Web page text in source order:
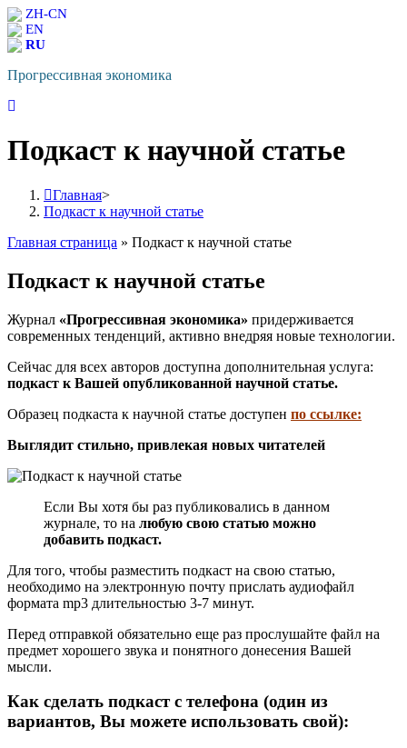
ZH-CN
EN
RU
Прогрессивная экономика
Подкаст к научной статье
Главная>
Подкаст к научной статье
Главная страница » Подкаст к научной статье
Подкаст к научной статье
Журнал «Прогрессивная экономика» придерживается
современных тенденций, активно внедряя новые технологии.
Сейчас для всех авторов доступна дополнительная услуга:
подкаст к Вашей опубликованной научной статье.
Образец подкаста к научной статье доступен по ссылке:
Выглядит стильно, привлекая новых читателей
Если Вы хотя бы раз публиковались в данном
журнале, то на любую свою статью можно
добавить подкаст.
Для того, чтобы разместить подкаст на свою статью,
необходимо на электронную почту прислать аудиофайл
формата mp3 длительностью 3-7 минут.
Перед отправкой обязательно еще раз прослушайте файл на
предмет хорошего звука и понятного донесения Вашей
мысли.
Как сделать подкаст с телефона (один из
вариантов, Вы можете использовать свой):